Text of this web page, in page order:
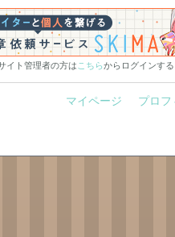
イト管理者の方は こちらからログインす
マイページ プロフ